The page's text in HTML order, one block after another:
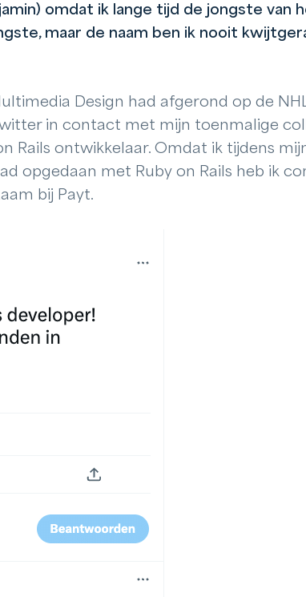
omdat ik lange tijd de jongste van
maar de naam ben ik nooit
Design had afgerond op de
in contact met mijn toenmalige
Rails ontwikkelaar. Omdat ik tijdens
opgedaan met Ruby on Rails heb ik
bij Payt.